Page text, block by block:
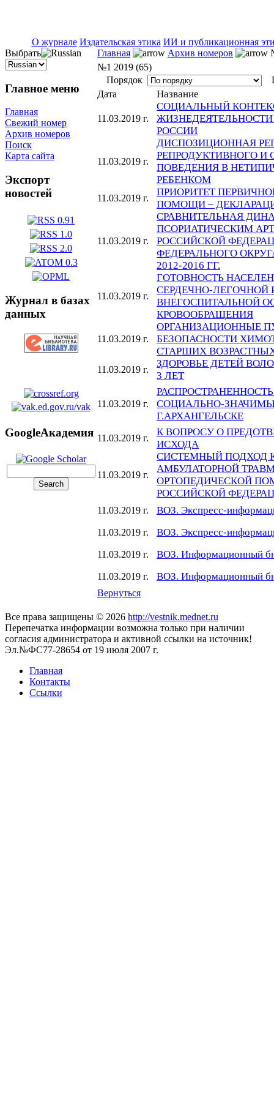
О журнале Издательская этика ИИ и публикационная
Выбрать
Главное меню
Главная
Свежий номер
Архив номеров
Поиск
Карта сайта
Экспорт
новостей
Журнал в базах
данных
GoogleАкадемия
Главная Архив номеров
№1 2019 (65)
Порядок
Дата
Название
11.03.2019 г.
СОЦИАЛЬНЫЙ
РОССИИ
11.03.2019 г.
ДИСПОЗИЦИОННАЯ
РЕПРОДУКТИВНОГО И
ПОВЕДЕНИЯ В
РЕБЕНКОМ
11.03.2019 г.
ПРИОРИТЕТ
ПОМОЩИ –
11.03.2019 г.
СРАВНИТЕЛЬНАЯ
ПСОРИАТИЧЕСКИМ
РОССИЙСКОЙ
ФЕДЕРАЛЬНОГО
2012-2016 ГГ.
11.03.2019 г.
ГОТОВНОСТЬ
СЕРДЕЧНО-
ВНЕГОСПИТАЛЬНОЙ
КРОВООБРАЩЕНИЯ
11.03.2019 г.
ОРГАНИЗАЦИОННЫЕ
БЕЗОПАСНОСТИ
СТАРШИХ
11.03.2019 г.
ЗДОРОВЬЕ ДЕТЕЙ
3 ЛЕТ
11.03.2019 г.
СОЦИАЛЬНО-
Г.АРХАНГЕЛЬСКЕ
11.03.2019 г.
К ВОПРОСУ О
ИСХОДА
11.03.2019 г.
СИСТЕМНЫЙ ПОДХОД
АМБУЛАТОРНОЙ
ОРТОПЕДИЧЕСКОЙ
РОССИЙСКОЙ
11.03.2019 г. ВОЗ. Экспресс-
11.03.2019 г. ВОЗ. Экспресс-
11.03.2019 г. ВОЗ. Информационный
11.03.2019 г. ВОЗ. Информационный
Вернуться
Все права защищены © 2026 http://vestnik.mednet.ru
Перепечатка информации возможна только при наличии
согласия администратора и активной ссылки на источник!
Эл.№ФС77-28654 от 19 июля 2007 г.
Главная
Контакты
Ссылки